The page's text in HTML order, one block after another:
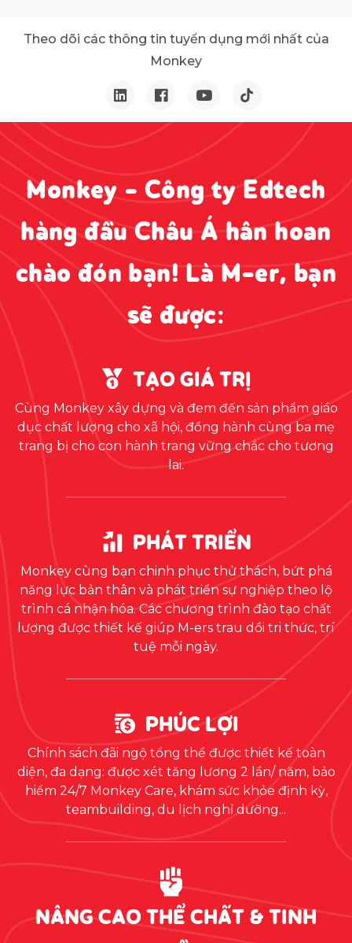
Theo dõi các thông tin tuyển dụng mới nhất của
Monkey
Monkey - Công ty Edtech
hàng đầu Châu Á hân hoan
chào đón bạn! Là M-er, bạn
sẽ được:
TẠO GIÁ TRỊ
Cùng Monkey xây dựng và đem đến sản phẩm giáo
dục chất lượng cho xã hội, đồng hành cùng ba mẹ
trang bị cho con hành trang vững chắc cho tương
lai.
PHÁT TRIỂN
Monkey cùng bạn chinh phục thử thách, bứt phá
năng lực bản thân và phát triển sự nghiệp theo lộ
trình cá nhận hóa. Các chương trình đào tạo chất
lượng được thiết kế giúp M-ers trau dồi tri thức, trí
tuệ mỗi ngày.
PHÚC LỢI
Chính sách đãi ngộ tổng thể được thiết kế toàn
diện, đa dạng: được xét tăng lương 2 lần/ năm, bảo
hiểm 24/7 Monkey Care, khám sức khỏe định kỳ,
teambuilding, du lịch nghỉ dưỡng...
NÂNG CAO THỂ CHẤT & TINH